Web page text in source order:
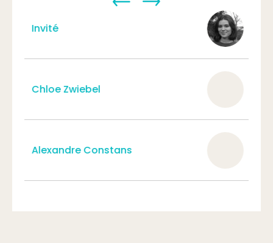
Aurore Bouchoir
Léa Fichepoil